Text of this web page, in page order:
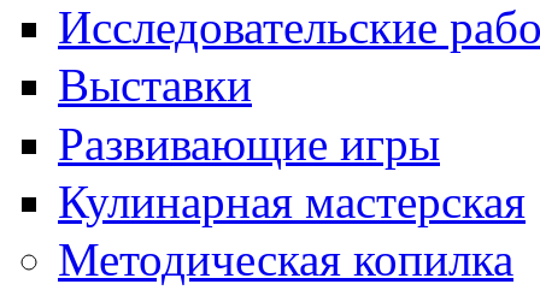
Исследовательские
Выставки
Развивающие игры
Кулинарная мастерская
Методическая копилка